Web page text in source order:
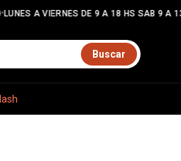
A VIERNES DE 9 A 18 HS SAB 9 A 13
Buscar